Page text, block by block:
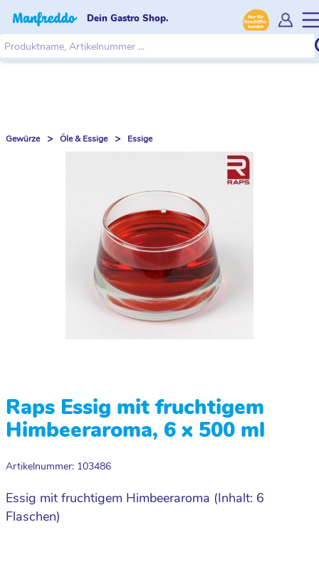
Dein Gastro Shop.
Gewürze > Öle & Essige > Essige
Raps Essig mit fruchtigem
Himbeeraroma, 6 x 500 ml
Artikelnummer: 103486
Essig mit fruchtigem Himbeeraroma (Inhalt: 6
Flaschen)